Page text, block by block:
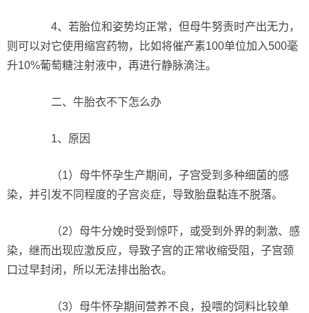
4、若胎位和姿势均正常，但母牛努责时产出无力，
则可以对它使用缩宫药物，比如将催产素100单位加入500毫
升10%葡萄糖注射液中，再进行静脉滴注。
二、牛胎衣不下怎么办
1、原因
（1）母牛怀孕生产期间，子宫受到多种细菌的感
染，并引发不同程度的子宫炎症，导致胎盘黏连不脱落。
（2）母牛分娩时受到惊吓，或受到外界的刺激、感
染，继而出现应激反应，导致子宫的正常收缩受阻，子宫颈
口过早封闭，所以无法排出胎衣。
（3）母牛怀孕期间营养不良，投喂的饲料比较单